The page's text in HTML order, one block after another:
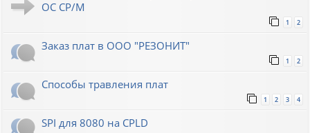
ОС СР/М
1 2
Заказ плат в ООО "РЕЗОНИТ"
1 2
Способы травления плат
1 2 3 4
SPI для 8080 на CPLD